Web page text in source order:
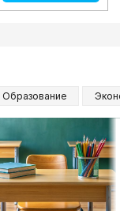
Образование